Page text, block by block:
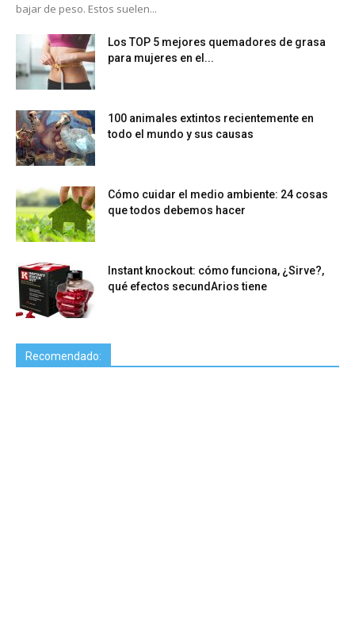
bajar de peso. Estos suelen...
Los TOP 5 mejores quemadores de grasa
para mujeres en el...
100 animales extintos recientemente en
todo el mundo y sus causas
Cómo cuidar el medio ambiente: 24 cosas
que todos debemos hacer
Instant knockout: cómo funciona, ¿Sirve?,
qué efectos secundArios tiene
Recomendado: